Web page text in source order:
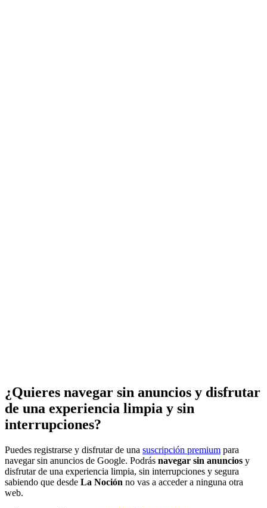
¿Quieres navegar sin anuncios y disfrutar
de una experiencia limpia y sin
interrupciones?
Puedes registrarse y disfrutar de una suscripción premium para
navegar sin anuncios de Google. Podrás navegar sin anuncios y
disfrutar de una experiencia limpia, sin interrupciones y segura
sabiendo que desde La Noción no vas a acceder a ninguna otra
web.